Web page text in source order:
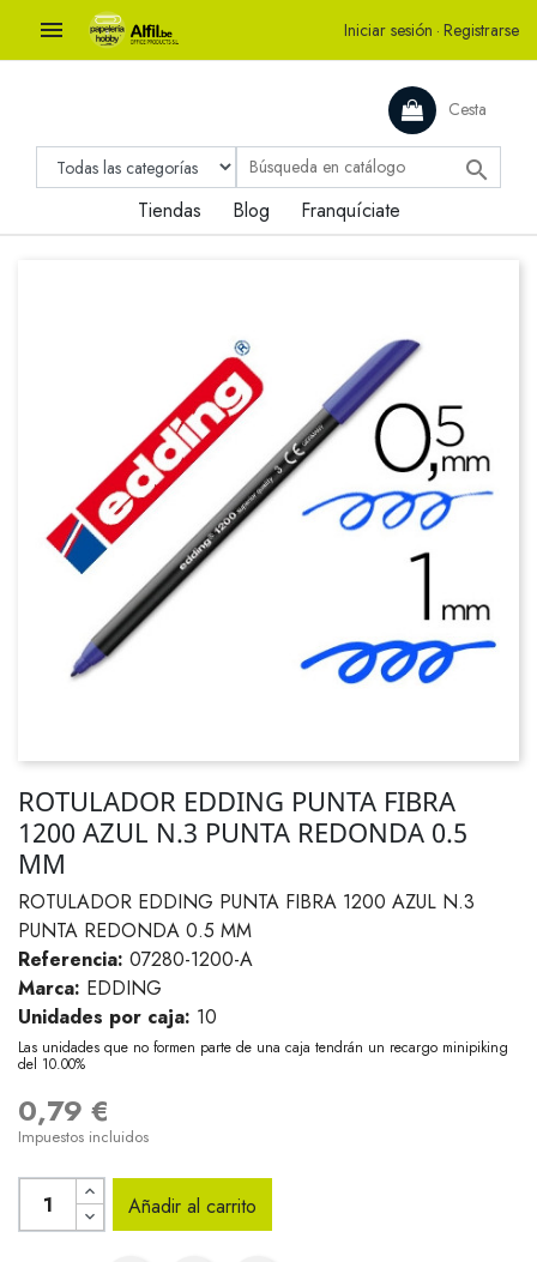
 Iniciar sesión · Registrarse
Cesta

Tiendas Blog Franquíciate
ROTULADOR EDDING PUNTA FIBRA
1200 AZUL N.3 PUNTA REDONDA 0.5
MM
ROTULADOR EDDING PUNTA FIBRA 1200 AZUL N.3
PUNTA REDONDA 0.5 MM
Referencia: 07280-1200-A
Marca: EDDING
Unidades por caja: 10
Las unidades que no formen parte de una caja tendrán un recargo minipiking
del 10.00%
0,79 €
Impuestos incluidos
Añadir al carrito